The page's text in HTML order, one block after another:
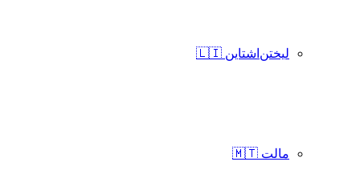
لیختن‌اشتاین 🇱🇮
مالت 🇲🇹